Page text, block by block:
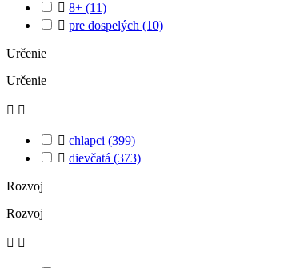
 8+ (11)
 pre dospelých (10)
Určenie
Určenie
 
 chlapci (399)
 dievčatá (373)
Rozvoj
Rozvoj
 